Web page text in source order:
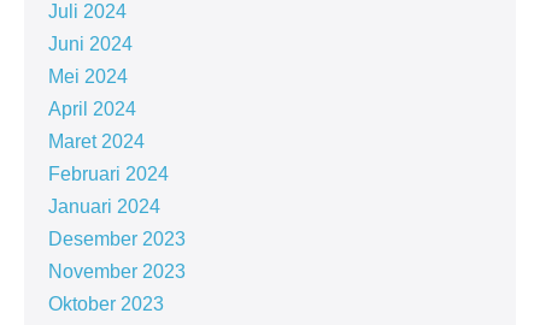
Juli 2024
Juni 2024
Mei 2024
April 2024
Maret 2024
Februari 2024
Januari 2024
Desember 2023
November 2023
Oktober 2023